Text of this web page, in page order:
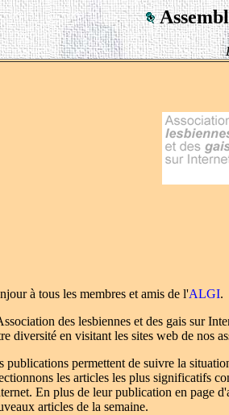
à tous les membres et amis de l'ALGI.
des lesbiennes et des gais sur
diversité en visitant les sites web de nos
publications permettent de suivre la
les articles les plus significatifs
En plus de leur publication en page
articles de la semaine.